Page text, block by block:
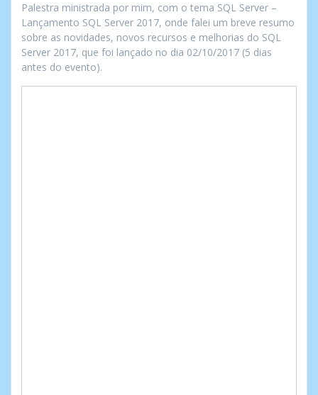
Palestra ministrada por mim, com o tema SQL Server –
Lançamento SQL Server 2017, onde falei um breve resumo
sobre as novidades, novos recursos e melhorias do SQL
Server 2017, que foi lançado no dia 02/10/2017 (5 dias
antes do evento).